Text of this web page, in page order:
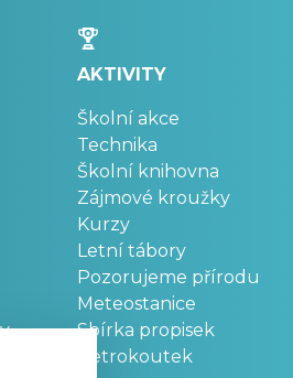
AKTIVITY
Školní akce
Technika
Školní knihovna
Zájmové kroužky
Kurzy
Letní tábory
Pozorujeme přírodu
Meteostanice
Sbírka propisek
Retrokoutek